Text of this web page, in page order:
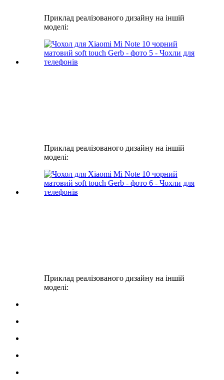
Приклад реалізованого дизайну на іншій
моделі:
Приклад реалізованого дизайну на іншій
моделі:
Приклад реалізованого дизайну на іншій
моделі: